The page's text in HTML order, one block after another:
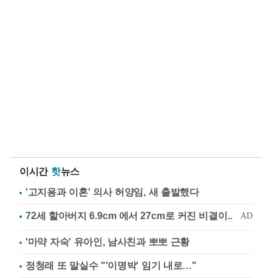
이시간 핫뉴스
'고지용과 이혼' 의사 허양임, 새 출발했다
'마약 자숙' 유아인, 남사친과 뽀뽀 근황
정청래 또 말실수 "'이명박' 임기 내로…"